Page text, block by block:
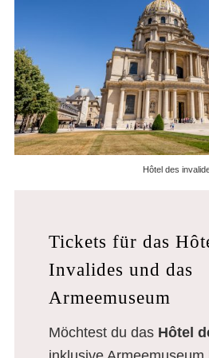
Hôtel des
Tickets für das
Invalides und das
Armeemuseum
Möchtest du das Hôtel